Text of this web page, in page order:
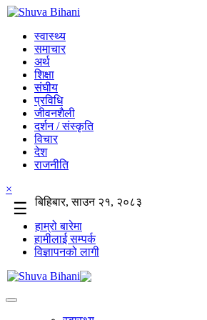
स्वास्थ्य
समाचार
अर्थ
शिक्षा
संघीय
प्रविधि
जीवनशैली
दर्शन / संस्कृति
विचार
देश
राजनीति
×
☰
बिहिबार, साउन २१, २०८३
हाम्रो बारेमा
हामीलाई सम्पर्क
विज्ञापनको लागी